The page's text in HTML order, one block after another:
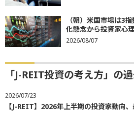
（朝）米国市場は3
化懸念から投資家心
2026/08/07
「J-REIT投資の考え方」の
2026/07/23
【J-REIT】2026年上半期の投資家動向